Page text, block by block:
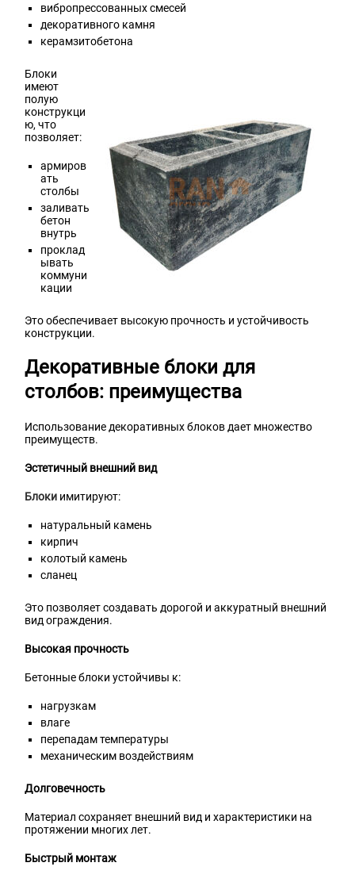
вибропрессованных смесей
декоративного камня
керамзитобетона
Блоки
имеют
полую
конструкци
ю, что
позволяет:
армиров
ать
столбы
заливать
бетон
внутрь
проклад
ывать
коммуни
кации
Это обеспечивает высокую прочность и устойчивость
конструкции.
Декоративные блоки для
столбов: преимущества
Использование декоративных блоков дает множество
преимуществ.
Эстетичный внешний вид
Блоки имитируют:
натуральный камень
кирпич
колотый камень
сланец
Это позволяет создавать дорогой и аккуратный внешний
вид ограждения.
Высокая прочность
Бетонные блоки устойчивы к:
нагрузкам
влаге
перепадам температуры
механическим воздействиям
Долговечность
Материал сохраняет внешний вид и характеристики на
протяжении многих лет.
Быстрый монтаж